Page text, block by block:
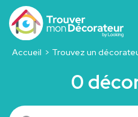
Accueil Trouvez un
0